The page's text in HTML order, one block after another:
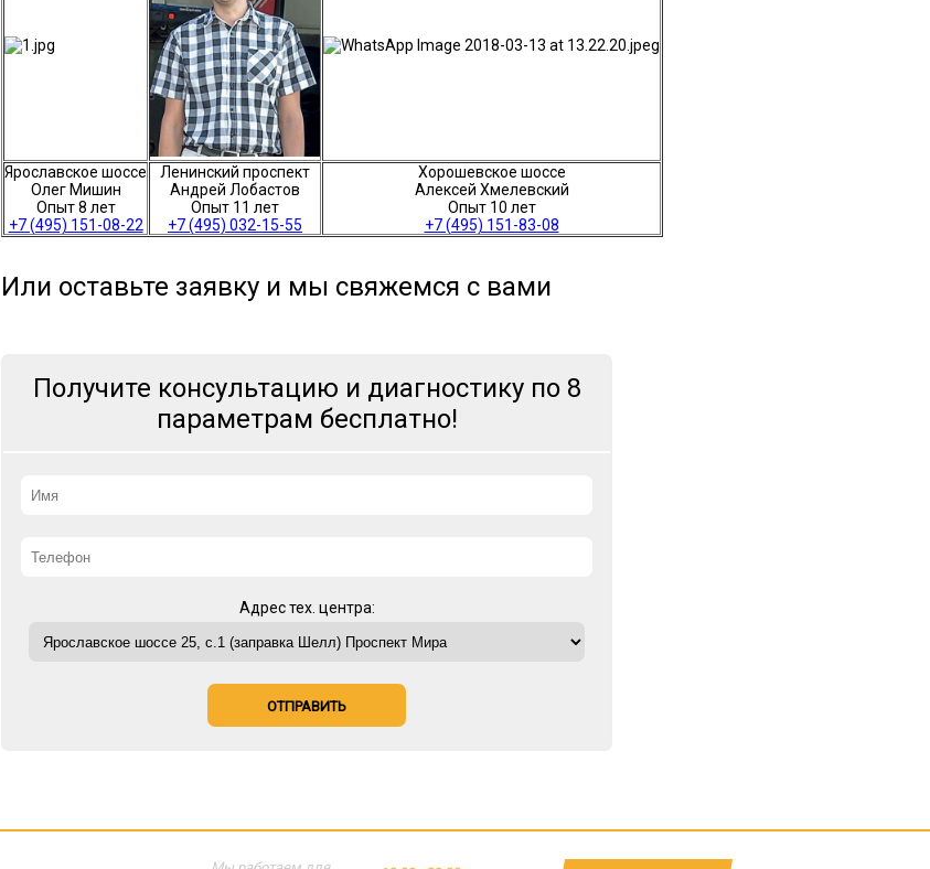
Ярославское шоссе
Олег Мишин
Опыт 8 лет
+7 (495) 151-08-22
Ленинский проспект
Андрей Лобастов
Опыт 11 лет
+7 (495) 032-15-55
Хорошевское шоссе
Алексей Хмелевский
Опыт 10 лет
+7 (495) 151-83-08
Или оставьте заявку и мы свяжемся с вами
Получите консультацию и диагностику по 8
параметрам бесплатно!
Адрес тех. центра:
ОТПРАВИТЬ